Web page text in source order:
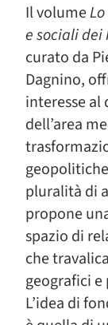
Il volume
e sociali dei
curato da
Dagnino,
interesse
dell’area
pluralità di
propone
spazio di
che
geografici
L’idea di